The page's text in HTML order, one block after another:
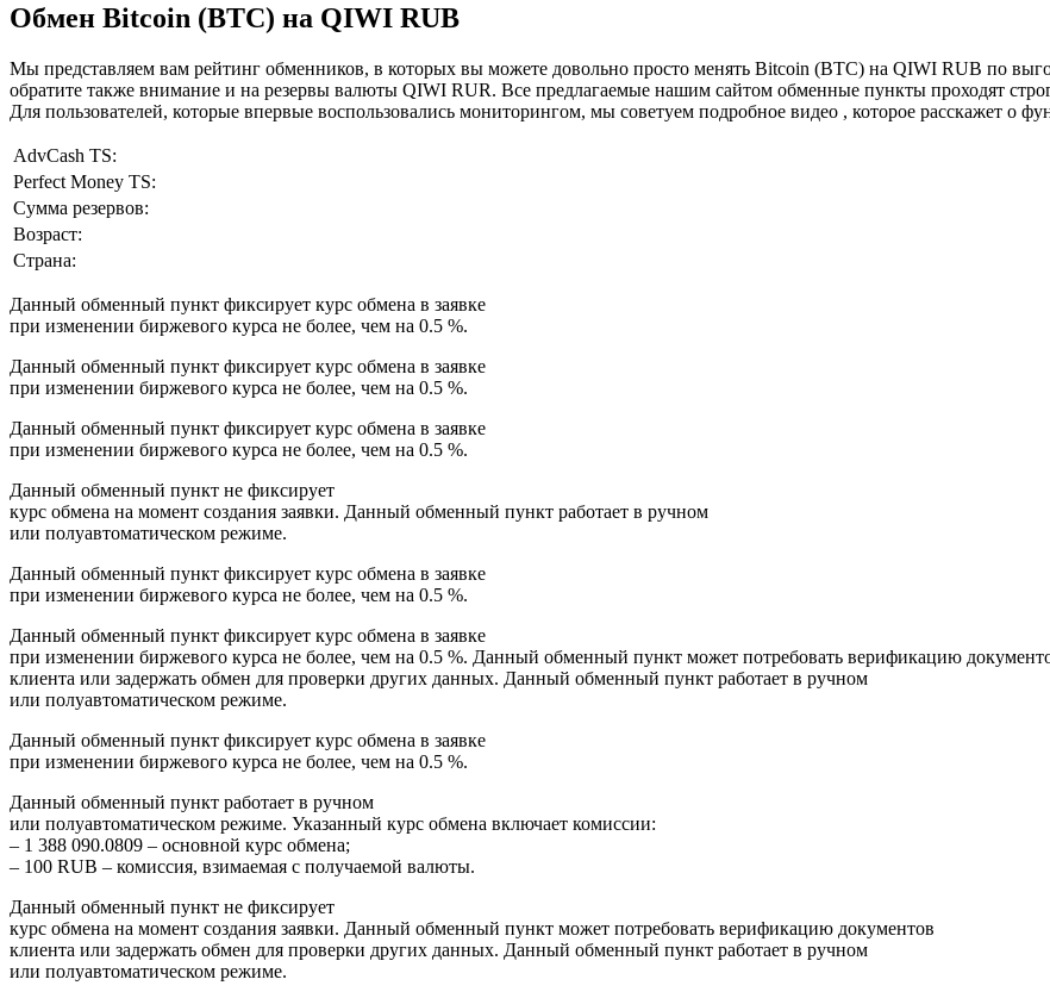
Обмен Bitcoin (BTC) на QIWI RUB
Мы представляем вам рейтинг обменников, в которых вы можете довольно просто менять Bitcoin (BTC) на QIWI RUB по
обратите также внимание и на резервы валюты QIWI RUR. Все предлагаемые нашим сайтом обменные пункты проходят
Для пользователей, которые впервые воспользовались мониторингом, мы советуем подробное видео , которое расскажет о
AdvCash TS:
Perfect Money TS:
Сумма резервов:
Возраст:
Страна:
Данный обменный пункт фиксирует курс обмена в заявке
при изменении биржевого курса не более, чем на 0.5 %.
Данный обменный пункт фиксирует курс обмена в заявке
при изменении биржевого курса не более, чем на 0.5 %.
Данный обменный пункт фиксирует курс обмена в заявке
при изменении биржевого курса не более, чем на 0.5 %.
Данный обменный пункт не фиксирует
курс обмена на момент создания заявки. Данный обменный пункт работает в ручном
или полуавтоматическом режиме.
Данный обменный пункт фиксирует курс обмена в заявке
при изменении биржевого курса не более, чем на 0.5 %.
Данный обменный пункт фиксирует курс обмена в заявке
при изменении биржевого курса не более, чем на 0.5 %. Данный обменный пункт может потребовать верификацию
клиента или задержать обмен для проверки других данных. Данный обменный пункт работает в ручном
или полуавтоматическом режиме.
Данный обменный пункт фиксирует курс обмена в заявке
при изменении биржевого курса не более, чем на 0.5 %.
Данный обменный пункт работает в ручном
или полуавтоматическом режиме. Указанный курс обмена включает комиссии:
– 1 388 090.0809 – основной курс обмена;
– 100 RUB – комиссия, взимаемая с получаемой валюты.
Данный обменный пункт не фиксирует
курс обмена на момент создания заявки. Данный обменный пункт может потребовать верификацию документов
клиента или задержать обмен для проверки других данных. Данный обменный пункт работает в ручном
или полуавтоматическом режиме.